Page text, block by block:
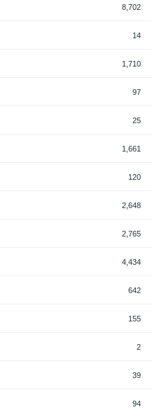
8,702
14
1,710
97
25
1,661
120
2,648
2,765
4,434
642
155
2
39
94